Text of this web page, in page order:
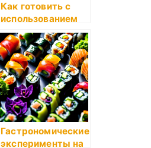
Как готовить с
использованием
мультиварки
Гастрономические
эксперименты на